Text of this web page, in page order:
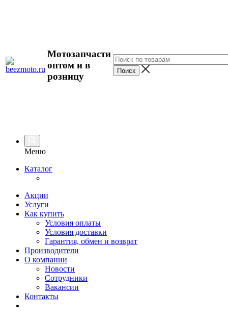
Мотозапчасти
оптом и в
розницу
Меню
Каталог
Акции
Услуги
Как купить
Условия оплаты
Условия доставки
Гарантия, обмен и возврат
Производители
О компании
Новости
Сотрудники
Вакансии
Контакты